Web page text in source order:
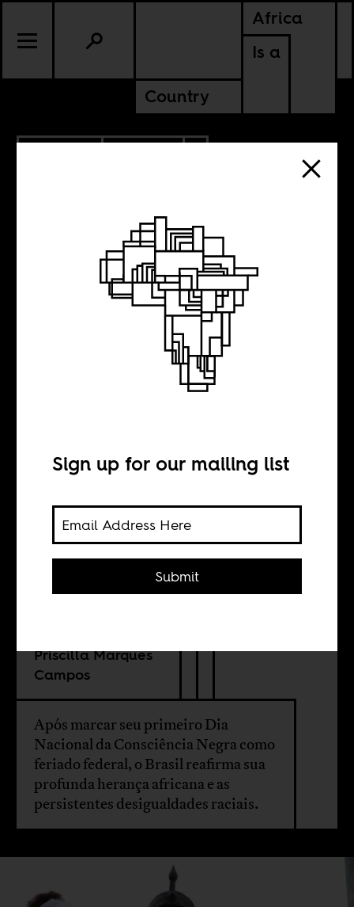
Africa
Is a
Country
AMERICAS
O Brasil é um
Ana Lucia Araujo
TRANSLATION BY
Priscilla Marques
Campos
Após marcar seu primeiro Dia
Nacional da Consciência Negra como
feriado federal, o Brasil reafirma sua
profunda herança africana e as
persistentes desigualdades raciais.
Sign up for our mailing list
Submit